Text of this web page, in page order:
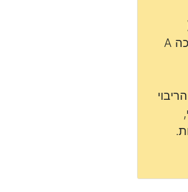
הדטרמיננט והעכבה). ,P ע“י מטריצה הפיכה A